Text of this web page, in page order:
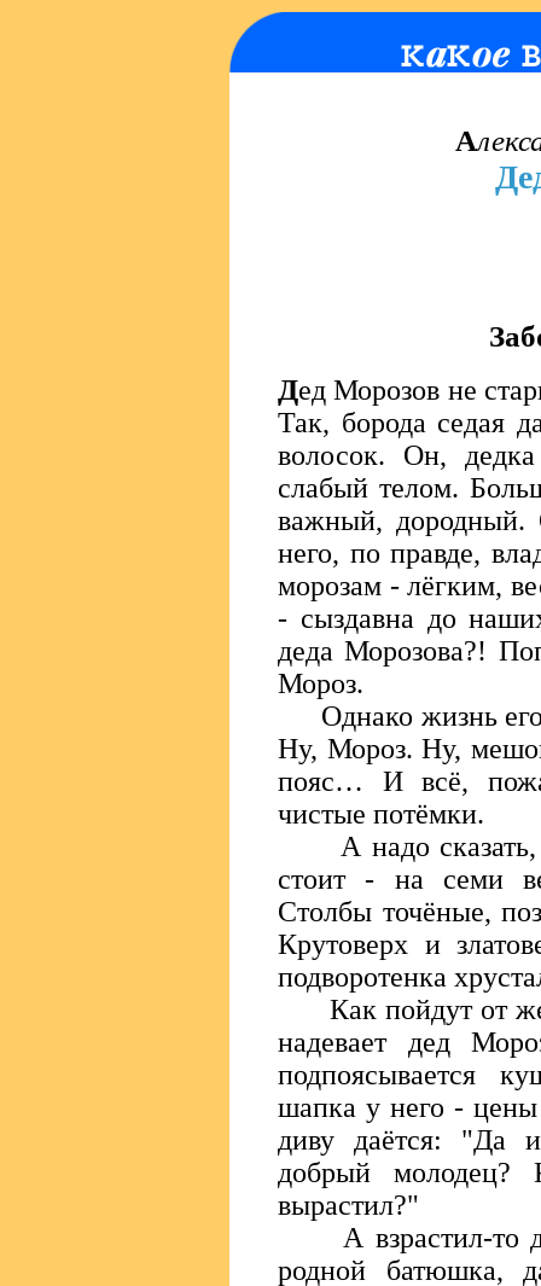
А
Дед Морозов не
Так, борода седая
волосок. Он,
слабый телом.
важный, дородный.
него, по правде,
морозам - лёгким,
- сыздавна до
деда Морозова?!
Мороз.
Однако жизнь его
Ну, Мороз. Ну,
пояс… И всё,
чистые потёмки.
А надо сказать,
стоит - на семи
Столбы точёные,
Крутоверх и
подворотенка
Как пойдут от
надевает дед
подпоясывается
шапка у него -
диву даётся: "Да
добрый молодец?
вырастил?"
А взрастил-то
родной батюшка,